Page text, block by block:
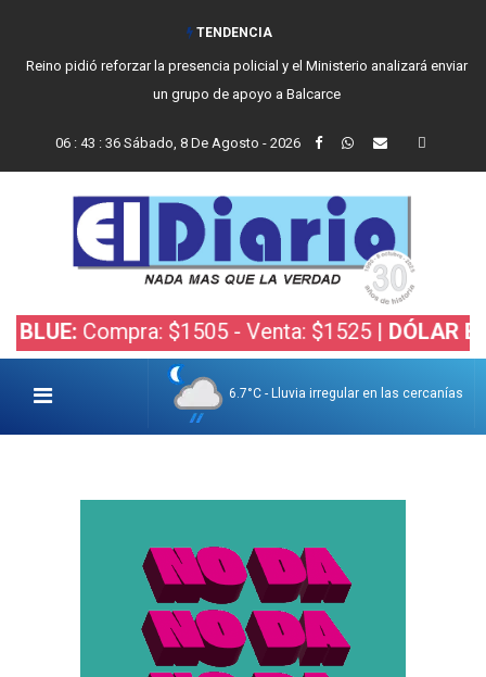
TENDENCIA
Reino pidió reforzar la presencia policial y el Ministerio analizará enviar
un grupo de apoyo a Balcarce
06: 43 : 37 Sábado, 8 De Agosto - 2026
$1505 - Venta: $1525 |DÓLAR BOLSA:
6.7°C - Lluvia irregular en las cercanías